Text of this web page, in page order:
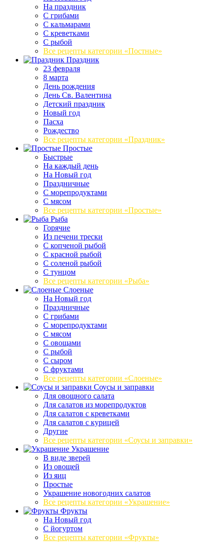
На праздник
С грибами
С кальмарами
С креветками
С рыбой
Все рецепты категории «Постные»
Праздник
23 февраля
8 марта
День рождения
День Св. Валентина
Детский праздник
Новый год
Пасха
Рождество
Все рецепты категории «Праздник»
Простые
Быстрые
На каждый день
На Новый год
Праздничные
С морепродуктами
С мясом
Все рецепты категории «Простые»
Рыба
Горячие
Из печени трески
С копченой рыбой
С красной рыбой
С соленой рыбой
С тунцом
Все рецепты категории «Рыба»
Слоеные
На Новый год
Праздничные
С грибами
С морепродуктами
С мясом
С овощами
С рыбой
С сыром
С фруктами
Все рецепты категории «Слоеные»
Соусы и заправки
Для овощного салата
Для салатов из морепродуктов
Для салатов с креветками
Для салатов с курицей
Другие
Все рецепты категории «Соусы и заправки»
Украшение
В виде зверей
Из овощей
Из яиц
Простые
Украшение новогодних салатов
Все рецепты категории «Украшение»
Фрукты
На Новый год
С йогуртом
Все рецепты категории «Фрукты»